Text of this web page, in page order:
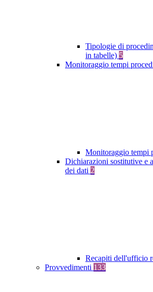
Tipologie di
in tabelle) 5
Monitoraggio tempi
Monitoraggio tempi
Dichiarazioni sostitutive e
dei dati 2
Recapiti dell'ufficio
Provvedimenti 133